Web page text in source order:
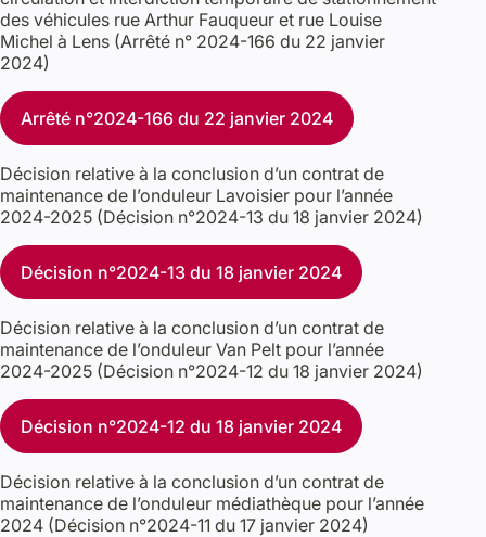
des véhicules rue Arthur Fauqueur et rue Louise
Michel à Lens (Arrêté n° 2024-166 du 22 janvier
2024)
Arrêté n°2024-166 du 22 janvier 2024
Décision relative à la conclusion d’un contrat de
maintenance de l’onduleur Lavoisier pour l’année
2024-2025 (Décision n°2024-13 du 18 janvier 2024)
Décision n°2024-13 du 18 janvier 2024
Décision relative à la conclusion d’un contrat de
maintenance de l’onduleur Van Pelt pour l’année
2024-2025 (Décision n°2024-12 du 18 janvier 2024)
Décision n°2024-12 du 18 janvier 2024
Décision relative à la conclusion d’un contrat de
maintenance de l’onduleur médiathèque pour l’année
2024 (Décision n°2024-11 du 17 janvier 2024)